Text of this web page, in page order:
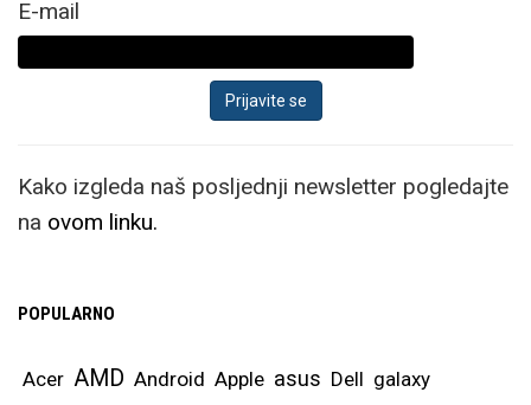
E-mail
Kako izgleda naš posljednji newsletter pogledajte
na ovom linku.
POPULARNO
Acer AMD Android Apple asus Dell galaxy